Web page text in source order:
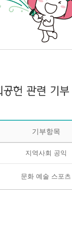
기부항목
지역사회 공익
문화 예술 스포츠